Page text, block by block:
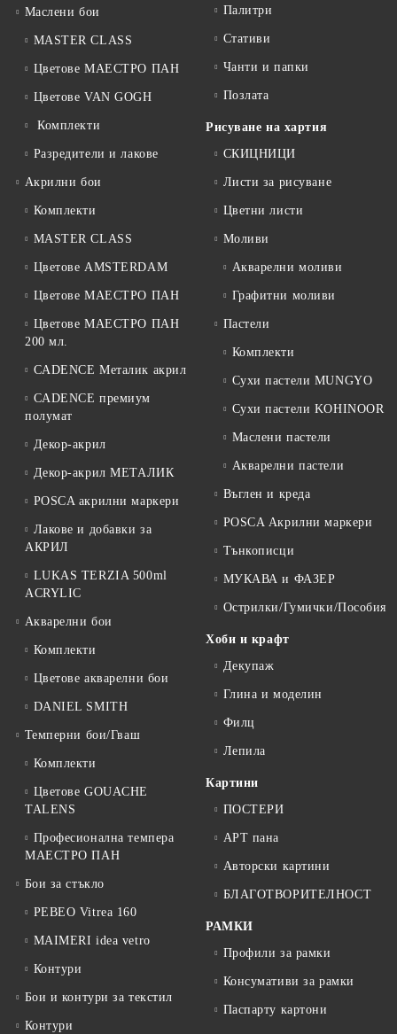
Маслени бои
MASTER CLASS
Цветове МАЕСТРО ПАН
Цветове VAN GOGH
Комплекти
Разредители и лакове
Акрилни бои
Комплекти
MASTER CLASS
Цветове AMSTERDAM
Цветове МАЕСТРО ПАН
Цветове МАЕСТРО ПАН
200 мл.
CADENCE Металик акрил
CADENCE премиум
полумат
Декор-акрил
Декор-акрил МЕТАЛИК
POSCA акрилни маркери
Лакове и добавки за
АКРИЛ
LUKAS TERZIA 500ml
ACRYLIC
Акварелни бои
Комплекти
Цветове акварелни бои
DANIEL SMITH
Темперни бои/Гваш
Комплекти
Цветове GOUACHE
TALENS
Професионална темпера
МАЕСТРО ПАН
Бои за стъкло
PEBEO Vitrea 160
MAIMERI idea vetro
Контури
Бои и контури за текстил
Контури
Палитри
Стативи
Чанти и папки
Позлата
Рисуване на хартия
СКИЦНИЦИ
Листи за рисуване
Цветни листи
Моливи
Акварелни моливи
Графитни моливи
Пастели
Комплекти
Сухи пастели MUNGYO
Сухи пастели KOHINOOR
Маслени пастели
Акварелни пастели
Въглен и креда
POSCA Акрилни маркери
Тънкописци
МУКАВА и ФАЗЕР
Острилки/Гумички/Пособия
Хоби и крафт
Декупаж
Глина и моделин
Филц
Лепила
Картини
ПОСТЕРИ
АРТ пана
Авторски картини
БЛАГОТВОРИТЕЛНОСТ
РАМКИ
Профили за рамки
Консумативи за рамки
Паспарту картони